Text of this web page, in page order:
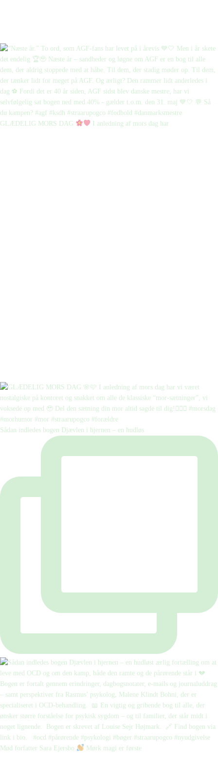
GLÆDELIG MORS DAG I anledning af mors dag har
Sådan indledes bogen Djævlen i hjernen – en hudløs
Mød forfatter Sara Ejersbo Mørk magi er første